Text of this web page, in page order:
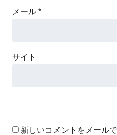
メール *
サイト
新しいコメントをメール